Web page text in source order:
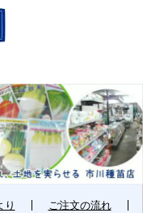
知らせ 店舗概要
り
ご注文の流れ